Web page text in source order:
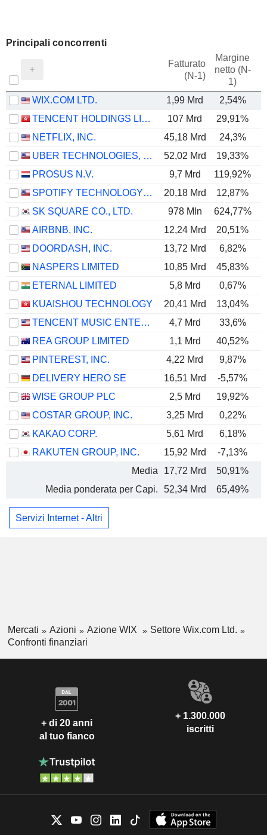
Principali concorrenti
Fatturato
(N-1)
Margine
netto (N-
1)
WIX.COM LTD. 1,99 Mrd 2,54%
TENCENT HOLDINGS LIMITED
107 Mrd 29,91%
NETFLIX, INC.
45,18 Mrd 24,3%
UBER TECHNOLOGIES, INC.
52,02 Mrd 19,33%
PROSUS N.V.
9,7 Mrd 119,92%
SPOTIFY TECHNOLOGY S.A.
20,18 Mrd 12,87%
SK SQUARE CO., LTD.
978 Mln 624,77%
AIRBNB, INC.
12,24 Mrd 20,51%
DOORDASH, INC.
13,72 Mrd 6,82%
NASPERS LIMITED
10,85 Mrd
45,83%
ETERNAL LIMITED
5,8 Mrd 0,67%
KUAISHOU TECHNOLOGY
20,41 Mrd 13,04%
TENCENT MUSIC ENTERTAINMENT GROUP
4,7 Mrd 33,6%
REA GROUP LIMITED
1,1 Mrd 40,52%
PINTEREST, INC.
4,22 Mrd 9,87%
DELIVERY HERO SE
16,51 Mrd -5,57%
WISE GROUP PLC
2,5 Mrd 19,92%
COSTAR GROUP, INC.
3,25 Mrd 0,22%
KAKAO CORP.
5,61 Mrd 6,18%
RAKUTEN GROUP, INC.
15,92 Mrd -7,13%
Media
17,72 Mrd 50,91%
Media ponderata per Capi.
52,34 Mrd 65,49%
Servizi Internet - Altri
Mercati Azioni Azione WIX
Settore Wix.com Ltd.
Confronti finanziari
+ di 20 anni
al tuo fianco
+ 1.300.000
iscritti